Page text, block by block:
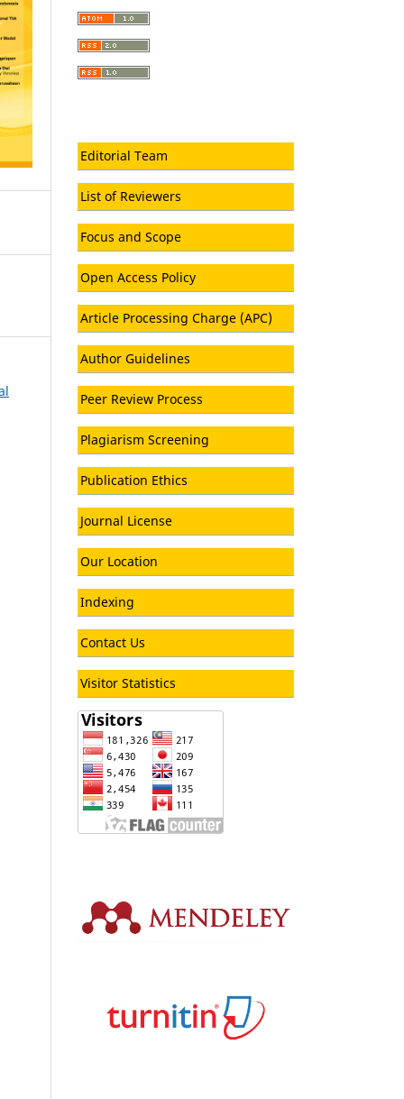
Editorial Team
List of Reviewers
Focus and Scope
Open Access Policy
Article Processing Charge (APC)
Author Guidelines
Peer Review Process
Plagiarism Screening
Publication Ethics
Journal License
Our Location
Indexing
Contact Us
Visitor Statistics